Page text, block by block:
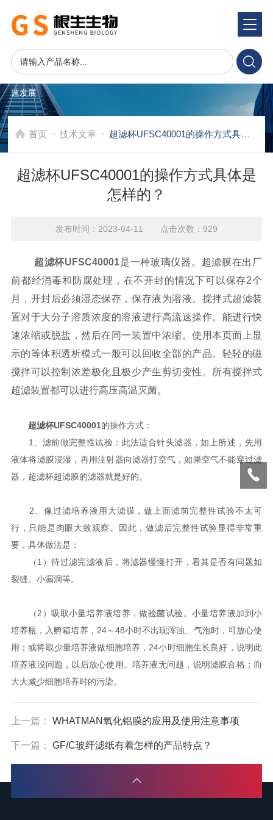
资讯中心 NEWS CENTER
速发展
首页 - 技术文章 - 超滤杯UFSC40001的操作方式具体是怎样的？
超滤杯UFSC40001的操作方式具体是
怎样的？
发布时间：2023-04-11 点击次数：929
超滤杯UFSC40001是一种玻璃仪器。超滤膜在出厂
前都经消毒和防腐处理，在不开封的情况下可以保存2个
月，开封后必须湿态保存，保存液为溶液。搅拌式超滤装
置对于大分子溶质浓度的溶液进行高流速操作。能进行快
速浓缩或脱盐，然后在同一装置中浓缩。使用本页面上显
示的等体积透析模式一般可以回收全部的产品。轻轻的磁
搅拌可以控制浓差极化且极少产生剪切变性。所有搅拌式
超滤装置都可以进行高压高温灭菌。
超滤杯UFSC40001的操作方式：
1、滤前做完整性试验：此法适合针头滤器，如上所述，先用
液体将滤膜浸湿，再用注射器向滤器打空气，如果空气不能穿过滤
器，超滤杯超滤膜的滤器就是好的。
2、像过滤培养液用大滤膜，做上面滤前完整性试验不太可
行，只能是肉眼大致观察。因此，做滤后完整性试验显得非常重
要，具体做法是：
（1）待过滤完滤液后，将滤器慢慢打开，看其是否有问题如
裂缝、小漏洞等。
（2）吸取小量培养液培养，做验菌试验。小量培养液加到小
培养瓶，入孵箱培养，24～48小时不出现浑浊、气泡时，可放心使
用；或将取少量培养液做细胞培养，24小时细胞生长良好，说明此
培养液没问题，以后放心使用。培养液无问题，说明滤膜合格；而
大大减少细胞培养时的污染。
上一篇： WHATMAN氧化铝膜的应用及使用注意事项
下一篇： GF/C玻纤滤纸有着怎样的产品特点？